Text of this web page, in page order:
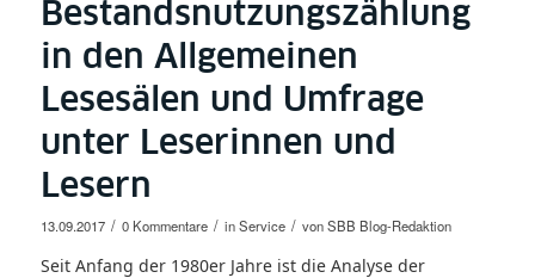
Bestandsnutzungszählung
in den Allgemeinen
Lesesälen und Umfrage
unter Leserinnen und
Lesern
13.09.2017 / 0 Kommentare / inService / vonSBB Blog-Redaktion
Seit Anfang der 1980er Jahre ist die Analyse der